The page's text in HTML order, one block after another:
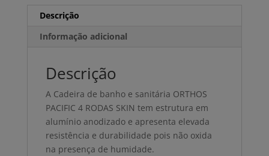
assento
Descrição
Informação adicional
Descrição
A Cadeira de banho e sanitária ORTHOS
PACIFIC 4 RODAS SKIN tem estrutura em
alumínio anodizado e apresenta elevada
resistência e durabilidade pois não oxida
na presença de humidade.